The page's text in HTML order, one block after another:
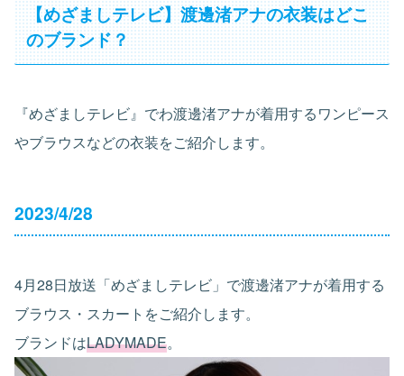
【めざましテレビ】渡邊渚アナの衣装はどこ
のブランド？
『めざましテレビ』でわ渡邊渚アナが着用するワンピース
やブラウスなどの衣装をご紹介します。
2023/4/28
4月28日放送「めざましテレビ」で渡邊渚アナが着用する
ブラウス・スカートをご紹介します。
ブランドはLADYMADE。